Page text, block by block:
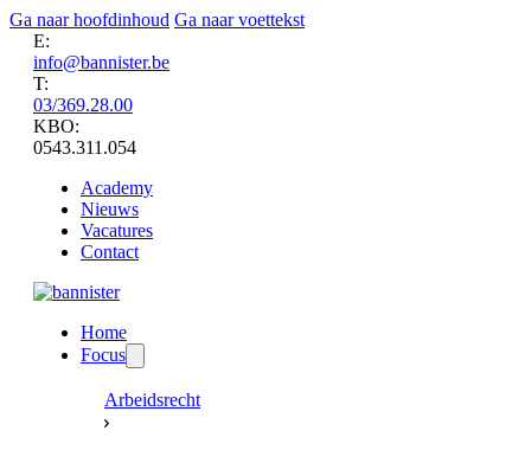
Ga naar hoofdinhoud Ga naar voettekst
E:
info@bannister.be
T:
03/369.28.00
KBO:
0543.311.054
Academy
Nieuws
Vacatures
Contact
Home
Focus
Arbeidsrecht